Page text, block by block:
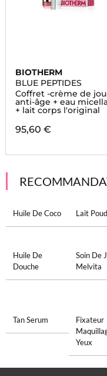
BIOTHERM
BLUE PEPTIDES
Coffret -crème de
anti-âge + eau
+ lait corps l'original
95,60 €
Huile De Coco Lait
Huile De
Douche
Soin De
Melvita
Tan Serum
Fixateur
Yeux